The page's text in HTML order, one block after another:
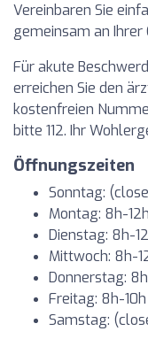
Vereinbaren Sie
gemeinsam an Ihrer
Für akute
erreichen Sie den
kostenfreien
bitte 112. Ihr
Öffnungszeiten
Sonntag:
Montag: 8h-
Dienstag: 8h-
Mittwoch: 8h-
Donnerstag:
Freitag: 8h-10h
Samstag: